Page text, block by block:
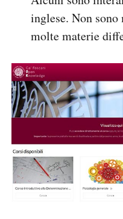
inglese. Non
molte materie